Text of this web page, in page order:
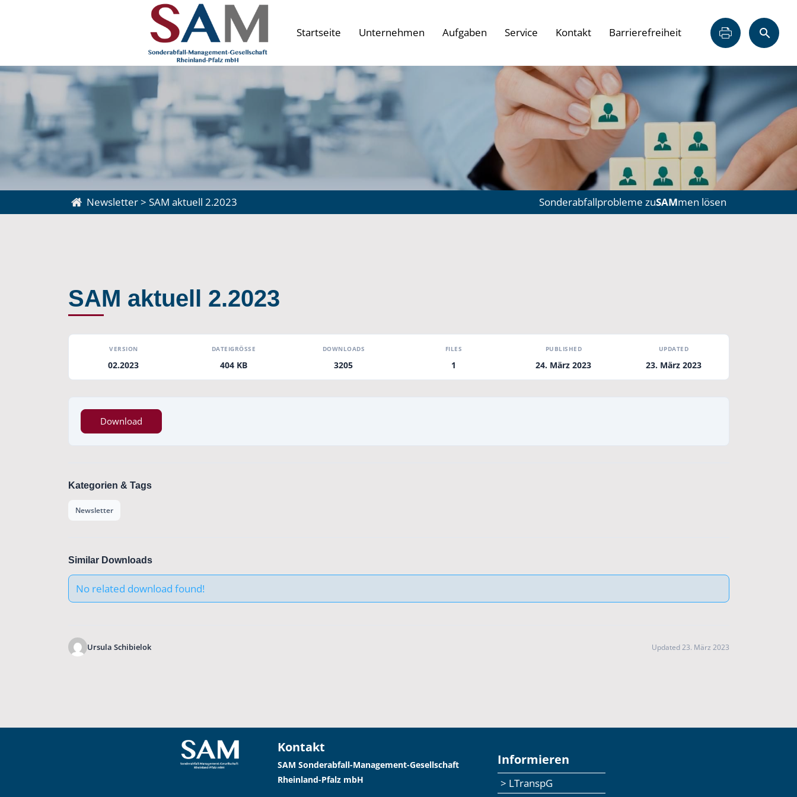
Startseite Unternehmen Aufgaben Service Kontakt Barrierefreiheit
Newsletter> SAM aktuell 2.2023 Sonderabfallprobleme zuSAMmen lösen
SAM aktuell 2.2023
VERSION
02.2023
DATEIGRÖSSE
404 KB
DOWNLOADS
3205
FILES
1
PUBLISHED
24. März 2023
UPDATED
23. März 2023
Download
Kategorien & Tags
Newsletter
Similar Downloads
No related download found!
Ursula Schibielok Updated 23. März 2023
Kontakt
SAM Sonderabfall-Management-Gesellschaft
Rheinland-Pfalz mbH
Informieren
> LTranspG